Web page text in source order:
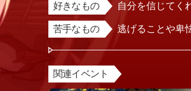
好きなもの 自分を信じてく
苦手なもの 逃げることや卑
関連イベント